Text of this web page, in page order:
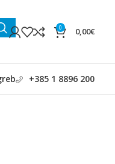
0 0,00€
+385 1 8896 200